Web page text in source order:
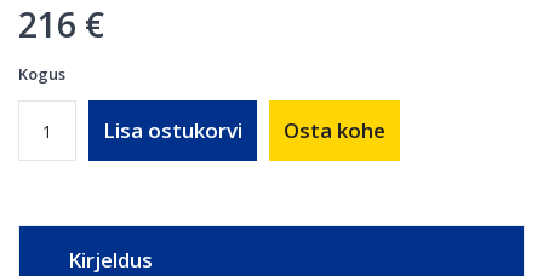
216 €
Kogus
Lisa ostukorvi Osta kohe
Kirjeldus